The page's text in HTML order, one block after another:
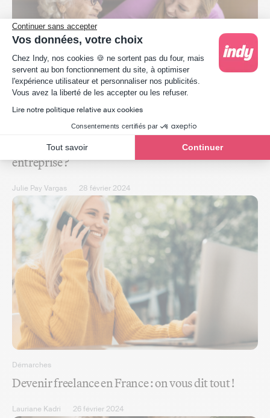
Continuer sans accepter
Vos données, votre choix
Plateforme de Gestion du Consentement :
Chez Indy, nos cookies 🍪 ne sortent pas du four, mais
servent au bon fonctionnement du site, à optimiser
l'expérience utilisateur et personnaliser nos publicités.
Vous avez la liberté de les accepter ou les refuser.
Lire notre politique relative aux cookies
Consentements certifiés par
Tout savoir Continuer
Axeptio consent
Auto-entrepreneur
Comment devenir aide à domicile en auto-
entreprise ?
Julie Pay Vargas 28 février 2024
Démarches
Devenir freelance en France : on vous dit tout !
Lauriane Kadri 26 février 2024